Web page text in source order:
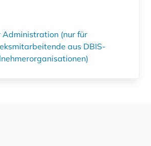
Administration (nur für
aus DBIS-